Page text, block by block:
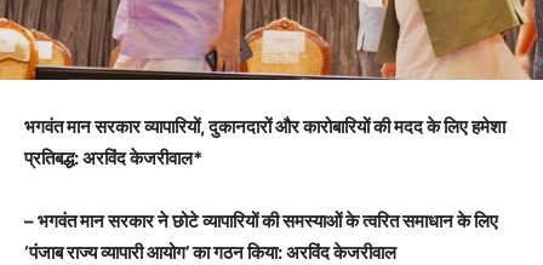
भगवंत मान सरकार व्यापारियों, दुकानदारों और कारोबारियों की मदद के लिए हमेशा
प्रतिबद्ध: अरविंद केजरीवाल*
– भगवंत मान सरकार ने छोटे व्यापारियों की समस्याओं के त्वरित समाधान के लिए
‘पंजाब राज्य व्यापारी आयोग’ का गठन किया: अरविंद केजरीवाल